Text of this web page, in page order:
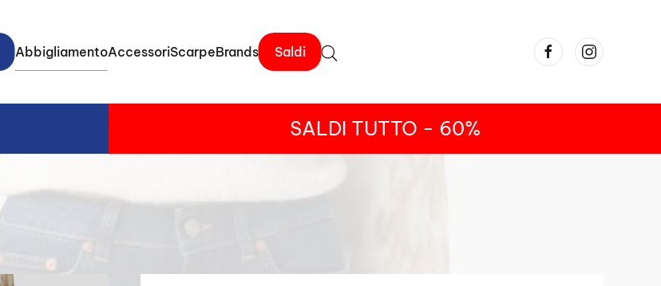
AbbigliamentoAccessoriScarpeBrands Saldi
SALDI TUTTO - 60%